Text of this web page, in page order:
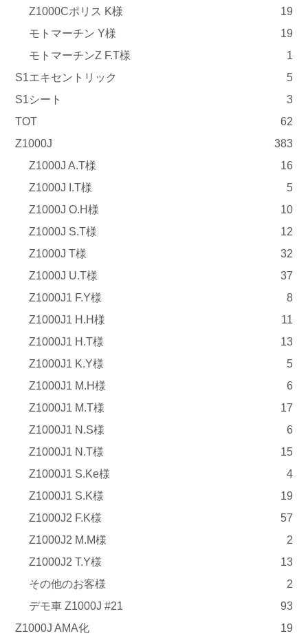
Z1000Cポリス K様
19
モトマーチン Y様
19
モトマーチンZ F.T様
1
S1エキセントリック
5
S1シート
3
TOT
62
Z1000J
383
Z1000J A.T様
16
Z1000J I.T様
5
Z1000J O.H様
10
Z1000J S.T様
12
Z1000J T様
32
Z1000J U.T様
37
Z1000J1 F.Y様
8
Z1000J1 H.H様
11
Z1000J1 H.T様
13
Z1000J1 K.Y様
5
Z1000J1 M.H様
6
Z1000J1 M.T様
17
Z1000J1 N.S様
6
Z1000J1 N.T様
15
Z1000J1 S.Ke様
4
Z1000J1 S.K様
19
Z1000J2 F.K様
57
Z1000J2 M.M様
2
Z1000J2 T.Y様
13
その他のお客様
2
デモ車 Z1000J #21
93
Z1000J AMA化
19